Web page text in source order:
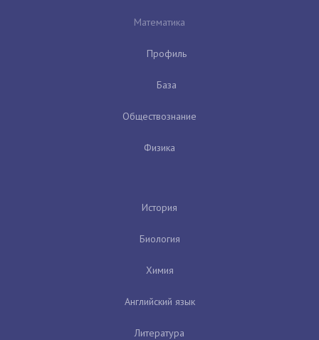
Математика
Профиль
База
Обществознание
Физика
История
Биология
Химия
Английский язык
Литература